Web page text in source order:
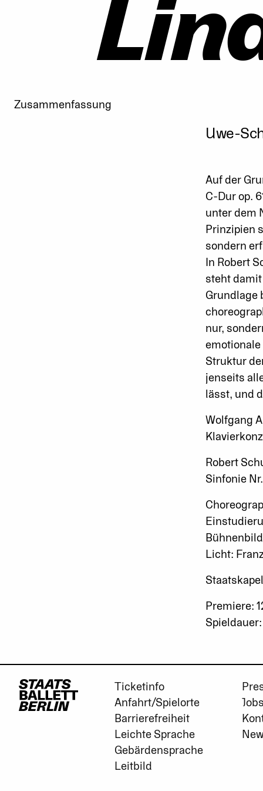
Zusammenfassung
Uwe-
Auf der
C-Dur op.
unter dem
Prinzipien
sondern
In Robert
steht
Grundlage
nur,
Struktur
jenseits
lässt, und
Wolfgang
Robert
Sinfonie
Licht:
Premiere:
Ticketinfo
Anfahrt/Spielorte
Barrierefreiheit
Leichte Sprache
Gebärdensprache
Leitbild